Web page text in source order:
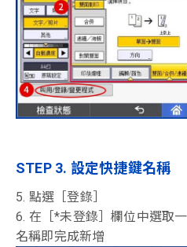
STEP 3. 設定快捷鍵名稱
5. 點選［登錄］
6. 在［*未登錄］欄位中選取
名稱即完成新增